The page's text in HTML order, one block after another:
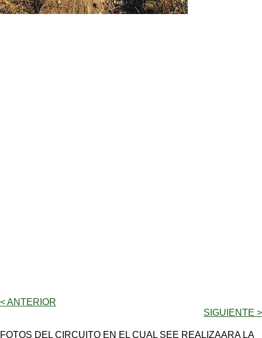
< ANTERIOR
SIGUIENTE >
FOTOS DEL CIRCUITO EN EL CUAL SEE REALIZAARA LA